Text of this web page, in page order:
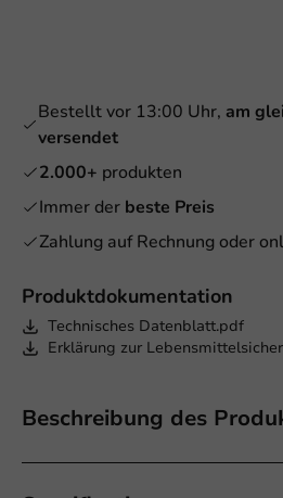
Produktdokumentation
Technisches Datenblatt.pdf
Erklärung zur
Beschreibung des
Bestellt vor 13:00 Uhr, am
versendet
2.000+ produkten
Immer der beste Preis
Zahlung auf Rechnung oder